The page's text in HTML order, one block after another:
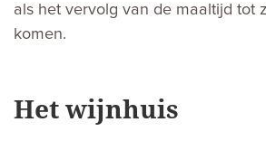
als het vervolg van de maaltijd tot
komen.
Het wijnhuis